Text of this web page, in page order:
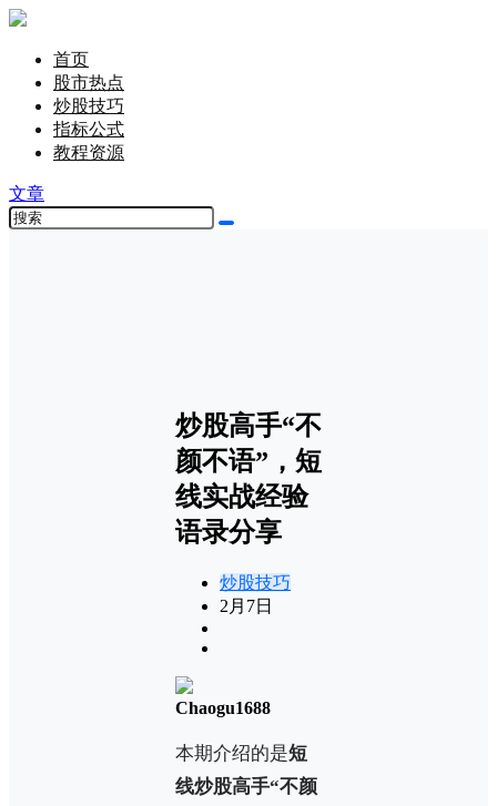
首页
股市热点
炒股技巧
指标公式
教程资源
文章
炒股高手“不
颜不语”，短
线实战经验
语录分享
炒股技巧
2月7日
Chaogu1688
本期介绍的是短
线炒股高手“不颜